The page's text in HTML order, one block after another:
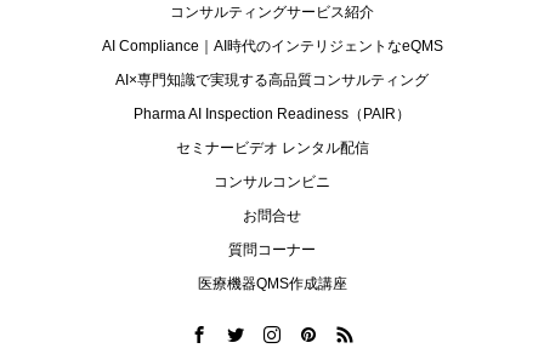
コンサルティングサービス紹介
AI Compliance｜AI時代のインテリジェントなeQMS
AI×専門知識で実現する高品質コンサルティング
Pharma AI Inspection Readiness（PAIR）
セミナービデオ レンタル配信
コンサルコンビニ
お問合せ
質問コーナー
医療機器QMS作成講座